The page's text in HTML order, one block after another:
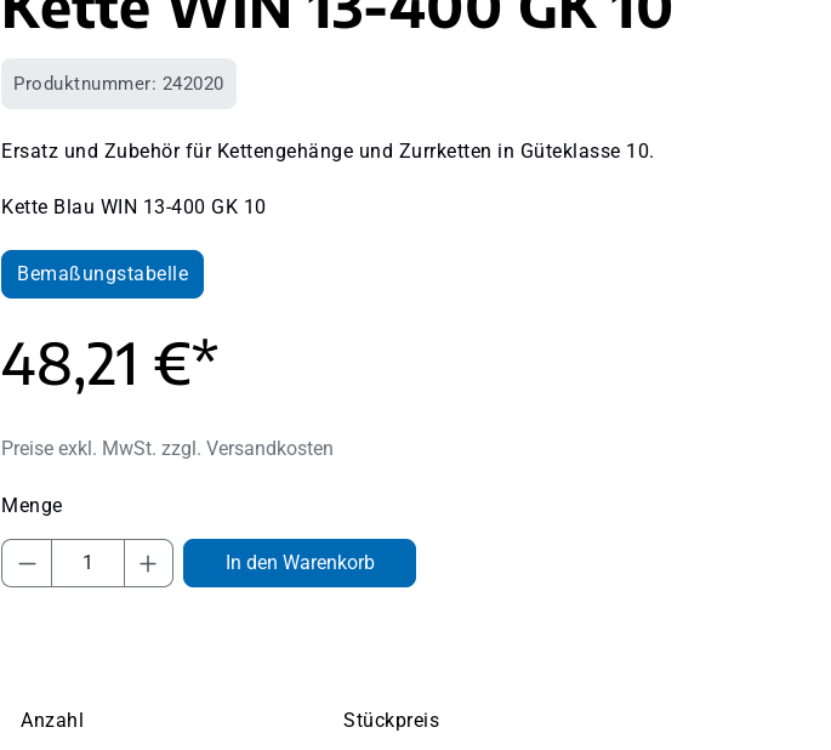
Produktnummer: 242020
Ersatz und Zubehör für Kettengehänge und Zurrketten in Güteklasse 10.
Kette Blau WIN 13-400 GK 10
Bemaßungstabelle
48,21 €*
Preise exkl. MwSt. zzgl. Versandkosten
Produkt Anzahl: Gib den gewünschten Wert ein oder
In den Warenkorb
Anzahl Stückpreis